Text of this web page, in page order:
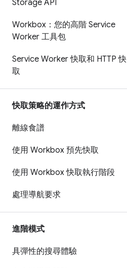
Storage API
Workbox：您的高階 Service
Worker 工具包
Service Worker 快取和 HTTP 快
取
快取策略的運作方式
離線食譜
使用 Workbox 預先快取
使用 Workbox 快取執行階段
處理導航要求
進階模式
具彈性的搜尋體驗